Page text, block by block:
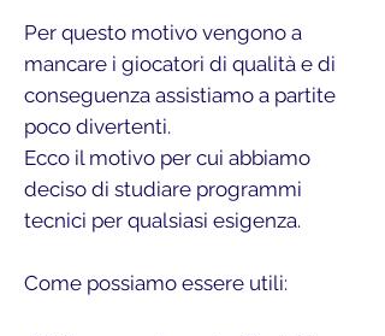
Per questo motivo vengono a
mancare i giocatori di qualità e di
conseguenza assistiamo a partite
poco divertenti.
Ecco il motivo per cui abbiamo
deciso di studiare programmi
tecnici per qualsiasi esigenza.
Come possiamo essere utili: